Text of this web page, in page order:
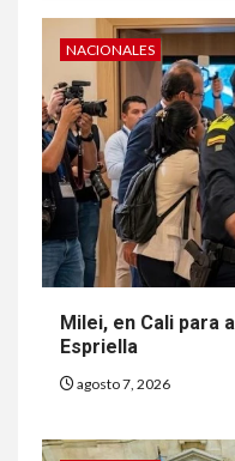
NACIONALES
Milei, en Cali para
Espriella
agosto 7, 2026